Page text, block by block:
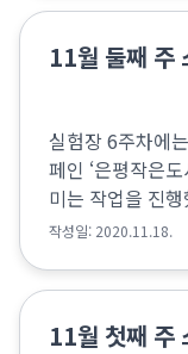
11월 둘째
실험장 6주차에
페인 ‘은평작은
미는 작업을 진
소개 영상 편집
작성일: 2020.11.18.
11월 첫째